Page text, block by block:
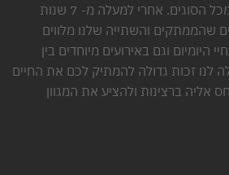
עוגיות, חטיפים ושתייה מכל הסוגים. אחרי למעלה מ- 7 שנות
שהממתקים והשתייה שלנו מלווים
היומיום וגם באירועים מיוחדים בין
לנו זכות גדולה להמתיק לכם את החיים
אליה ברצינות ולהציע את המגוון